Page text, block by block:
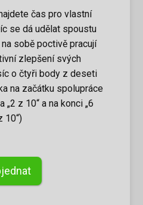
čas pro vlastní
se dá udělat spoustu
sobě poctivě pracují
zlepšení svých
o čtyři body z deseti
na začátku spolupráce
z 10“ a na konci „6
10“)